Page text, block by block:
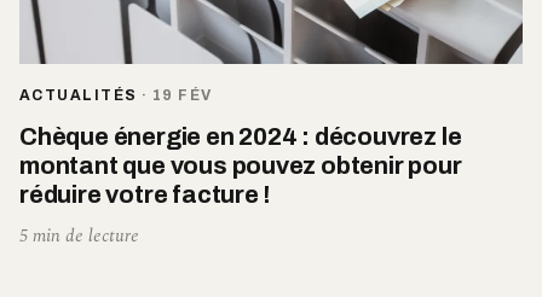
ACTUALITÉS · 19 FÉV
Chèque énergie en 2024 : découvrez le
montant que vous pouvez obtenir pour
réduire votre facture !
5 min de lecture